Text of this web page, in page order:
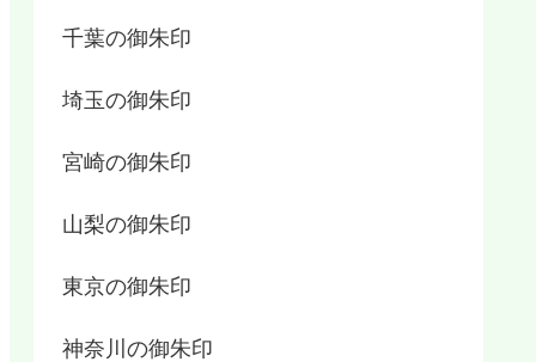
千葉の御朱印
埼玉の御朱印
宮崎の御朱印
山梨の御朱印
東京の御朱印
神奈川の御朱印